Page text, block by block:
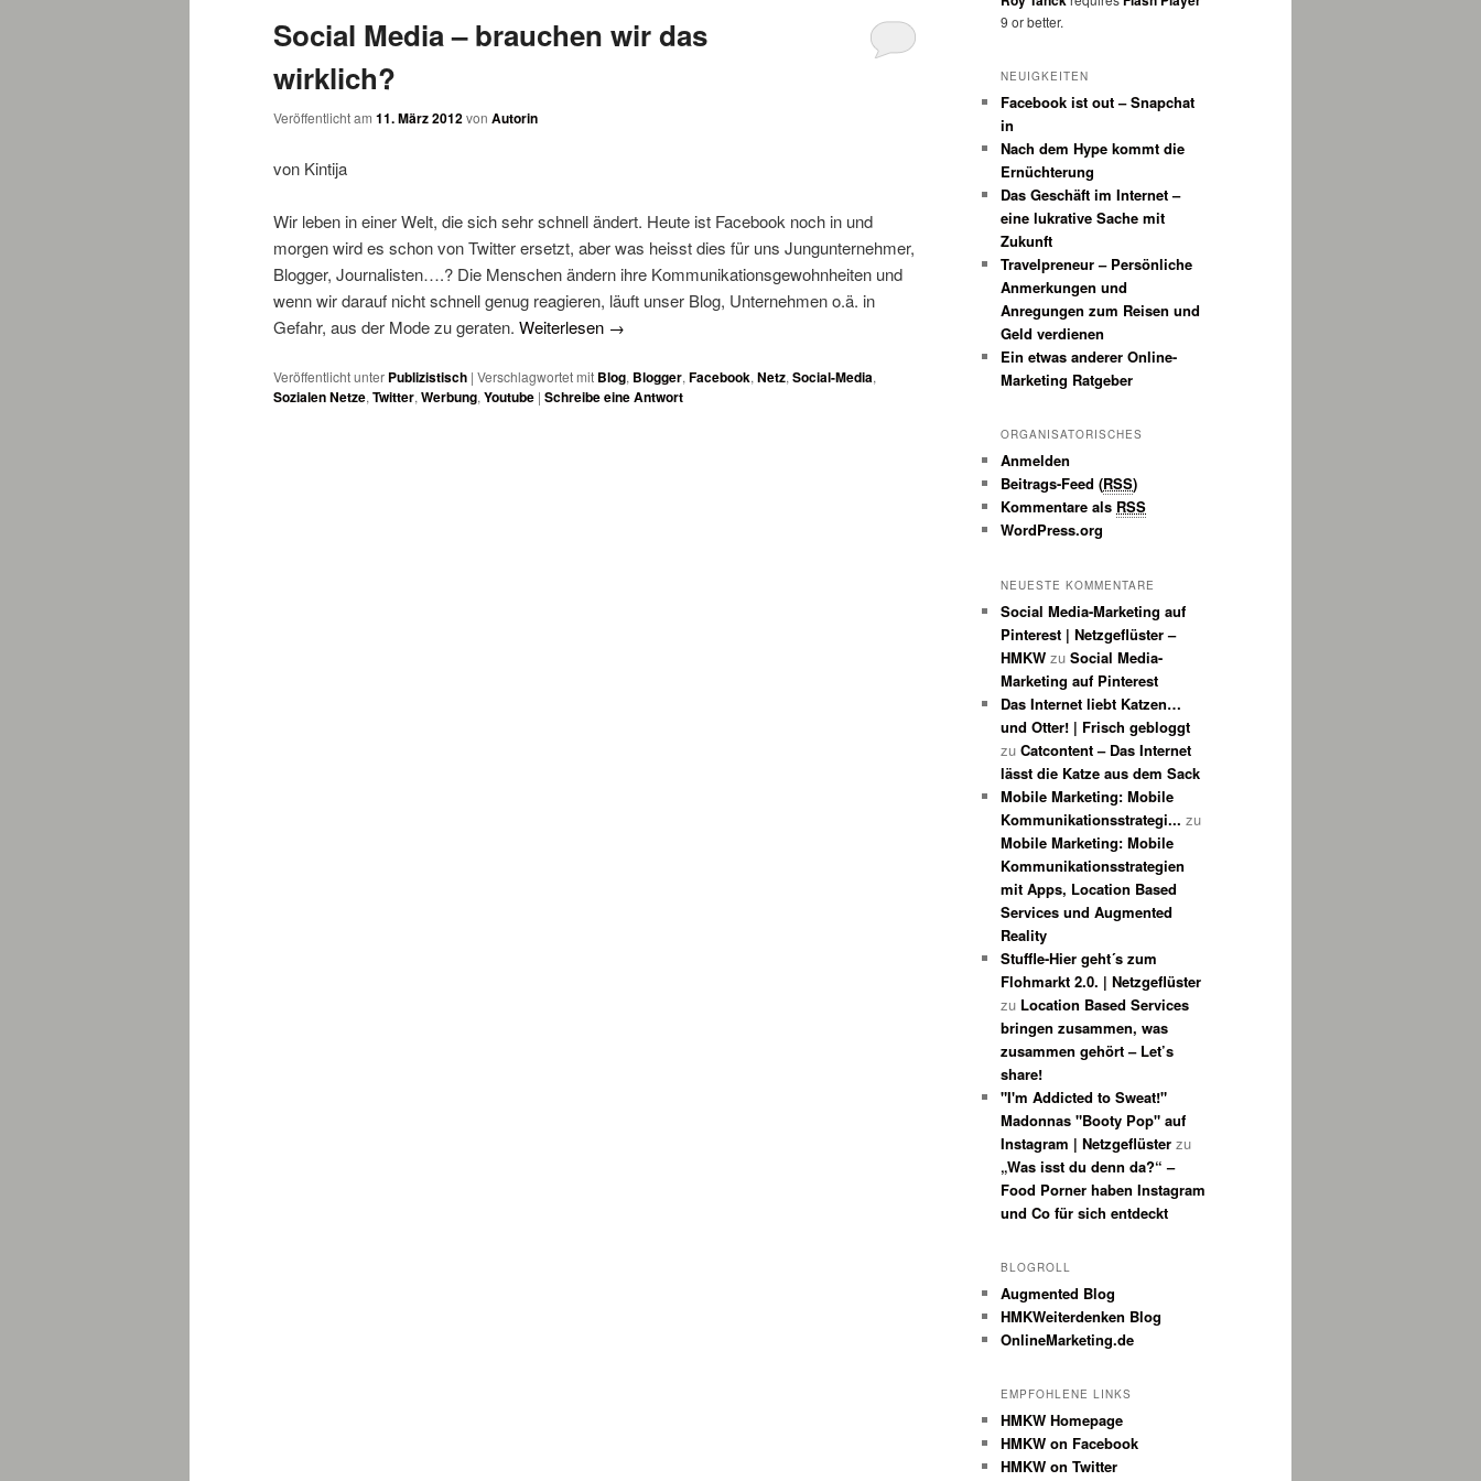
wechseln
Social Media – brauchen wir das
wirklich?
Veröffentlicht am 11. März 2012von Autorin
von Kintija
Wir leben in einer Welt, die sich sehr schnell ändert. Heute ist Facebook noch in und
morgen wird es schon von Twitter ersetzt, aber was heisst dies für uns Jungunternehmer,
Blogger, Journalisten….? Die Menschen ändern ihre Kommunikationsgewohnheiten und
wenn wir darauf nicht schnell genug reagieren, läuft unser Blog, Unternehmen o.ä. in
Gefahr, aus der Mode zu geraten. Weiterlesen →
Veröffentlicht unter Publizistisch | Verschlagwortet mit Blog, Blogger, Facebook, Netz, Social-Media,
Sozialen Netze, Twitter, Werbung, Youtube | Schreibe eine Antwort
9 or better.
NEUIGKEITEN
Facebook ist out – Snapchat
in
Nach dem Hype kommt die
Ernüchterung
Das Geschäft im Internet –
eine lukrative Sache mit
Zukunft
Travelpreneur – Persönliche
Anmerkungen und
Anregungen zum Reisen und
Geld verdienen
Ein etwas anderer Online-
Marketing Ratgeber
ORGANISATORISCHES
Anmelden
Beitrags-Feed (RSS)
Kommentare als RSS
WordPress.org
NEUESTE KOMMENTARE
Social Media-Marketing auf
Pinterest | Netzgeflüster –
HMKW zu Social Media-
Marketing auf Pinterest
Das Internet liebt Katzen…
und Otter! | Frisch gebloggt
zu Catcontent – Das Internet
lässt die Katze aus dem Sack
Mobile Marketing: Mobile
Kommunikationsstrategi... zu
Mobile Marketing: Mobile
Kommunikationsstrategien
mit Apps, Location Based
Services und Augmented
Reality
Stuffle-Hier geht´s zum
Flohmarkt 2.0. | Netzgeflüster
zu Location Based Services
bringen zusammen, was
zusammen gehört – Let’s
share!
"I'm Addicted to Sweat!"
Madonnas "Booty Pop" auf
Instagram | Netzgeflüster zu
„Was isst du denn da?“ –
Food Porner haben Instagram
und Co für sich entdeckt
BLOGROLL
Augmented Blog
HMKWeiterdenken Blog
OnlineMarketing.de
EMPFOHLENE LINKS
HMKW Homepage
HMKW on Facebook
HMKW on Twitter